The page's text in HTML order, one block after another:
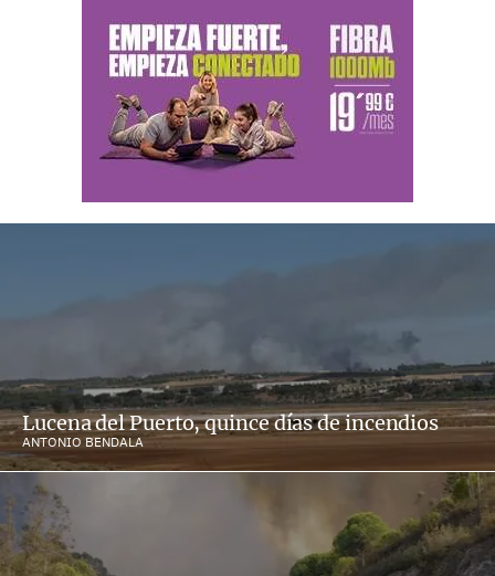
Lucena del Puerto, quince días de incendios
ANTONIO BENDALA